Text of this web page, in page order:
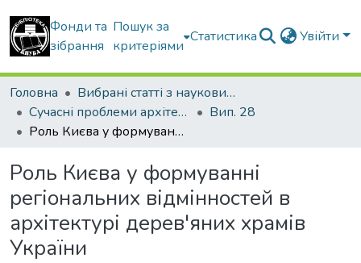
Фонди та
зібрання
Пошук за
критеріями
Статистика Увійти
Головна
Вибрані статті з наукових збірників КНУБА
Сучасні проблеми архітектури та містобудування
Вип. 28
Роль Києва у формуванні регіональних відмінностей в архітектурі дерев'яних храмів України
Роль Києва у формуванні
регіональних відмінностей в
архітектурі дерев'яних храмів
України